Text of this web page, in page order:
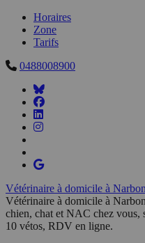
Horaires
Zone
Tarifs
0488008900
Vétérinaire à domicile à
Vétérinaire à domicile à
chien, chat et NAC chez vous,
10 vétos, RDV en ligne.